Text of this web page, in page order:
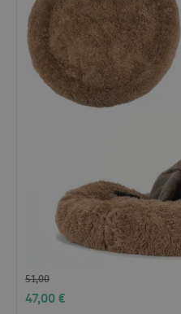
51,00
47,00€